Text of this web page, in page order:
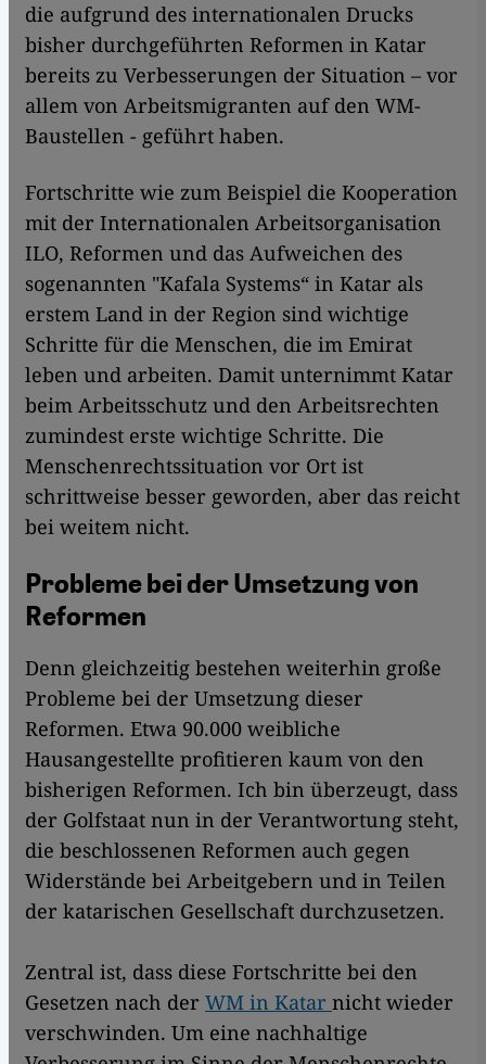
die aufgrund des internationalen Drucks
bisher durchgeführten Reformen in Katar
bereits zu Verbesserungen der Situation – vor
allem von Arbeitsmigranten auf den WM-
Baustellen - geführt haben.
Fortschritte wie zum Beispiel die Kooperation
mit der Internationalen Arbeitsorganisation
ILO, Reformen und das Aufweichen des
sogenannten "Kafala Systems“ in Katar als
erstem Land in der Region sind wichtige
Schritte für die Menschen, die im Emirat
leben und arbeiten. Damit unternimmt Katar
beim Arbeitsschutz und den Arbeitsrechten
zumindest erste wichtige Schritte. Die
Menschenrechtssituation vor Ort ist
schrittweise besser geworden, aber das reicht
bei weitem nicht.
Probleme bei der Umsetzung von
Reformen
Denn gleichzeitig bestehen weiterhin große
Probleme bei der Umsetzung dieser
Reformen. Etwa 90.000 weibliche
Hausangestellte profitieren kaum von den
bisherigen Reformen. Ich bin überzeugt, dass
der Golfstaat nun in der Verantwortung steht,
die beschlossenen Reformen auch gegen
Widerstände bei Arbeitgebern und in Teilen
der katarischen Gesellschaft durchzusetzen.
Zentral ist, dass diese Fortschritte bei den
Gesetzen nach der WM in Katar nicht wieder
verschwinden. Um eine nachhaltige